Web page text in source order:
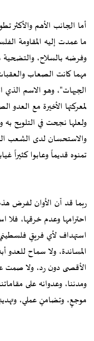
أما الجانب الأهم والأكثر
ما عمدت إليه المقاومة
وفرضه بالسلاح،
مهما كانت الصعاب
الجبهات"، وهو الاسم الذي
لمعركتها الأخيرة مع
ولعلها نجحت في التلويح به
والاستحسان لدى الشعب
تمنوه قديماً وعابوا كثيراً
ربما قد آن الأوان لفرض
احترامها وعدم خرقها، فلا
استهداف لأي فريقٍ
المساندة، ولا سماح للعدو
الأقصى دون رد، ولا صمت عن
ومدننا، وعدوانه على
موجعٍ، وتضامنٍ عملي،